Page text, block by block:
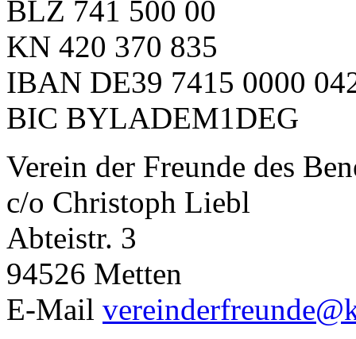
BLZ 741 500 00
KN 420 370 835
IBAN DE39 7415 0000
BIC BYLADEM1DEG
Verein der Freunde des
c/o Christoph Liebl
Abteistr. 3
94526 Metten
E-Mail